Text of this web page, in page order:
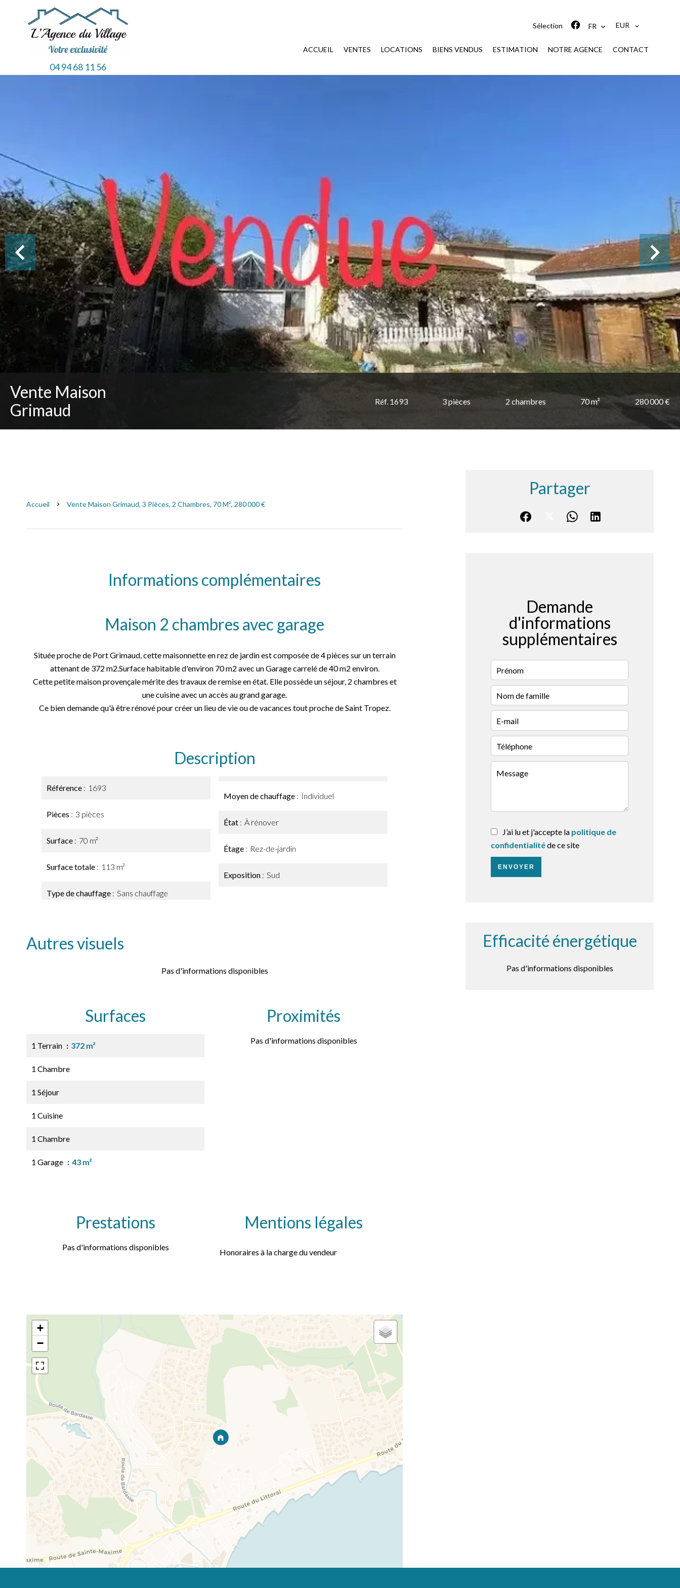
04 94 68 11 56
Sélection FR EUR
ACCUEIL VENTES LOCATIONS BIENS VENDUS ESTIMATION NOTRE AGENCE CONTACT
Vente Maison
Grimaud
Réf. 1693 3 pièces 2 chambres 70 m² 280 000 €
Accueil Vente Maison Grimaud, 3 Pièces, 2 Chambres, 70 M², 280 000 €
Informations complémentaires
Maison 2 chambres avec garage
Située proche de Port Grimaud, cette maisonnette en rez de jardin est composée de 4 pièces sur un terrain
attenant de 372 m2.Surface habitable d'environ 70 m2 avec un Garage carrelé de 40 m2 environ.
Cette petite maison provençale mérite des travaux de remise en état. Elle possède un séjour, 2 chambres et
une cuisine avec un accès au grand garage.
Ce bien demande qu'à être rénové pour créer un lieu de vie ou de vacances tout proche de Saint Tropez.
Description
Référence 1693
Pièces 3 pièces
Surface 70 m²
Surface totale 113 m²
Type de chauffage Sans chauffage
Moyen de chauffage Individuel
État À rénover
Étage Rez-de-jardin
Exposition Sud
Autres visuels
Pas d'informations disponibles
Surfaces
1 Terrain 372 m²
1 Chambre
1 Séjour
1 Cuisine
1 Chambre
1 Garage 43 m²
Proximités
Pas d'informations disponibles
Prestations
Pas d'informations disponibles
Mentions légales
Honoraires à la charge du vendeur
+
−
Partager
Demande
d'informations
supplémentaires
J’ai lu et j'accepte la politique de
confidentialitéde ce site
ENVOYER
Efficacité énergétique
Pas d'informations disponibles